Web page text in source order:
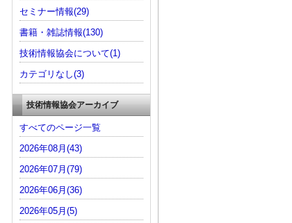
セミナー情報(29)
書籍・雑誌情報(130)
技術情報協会について(1)
カテゴリなし(3)
技術情報協会アーカイブ
すべてのページ一覧
2026年08月(43)
2026年07月(79)
2026年06月(36)
2026年05月(5)